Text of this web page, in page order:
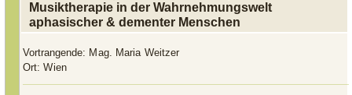
Musiktherapie in der Wahrnehmungswelt
aphasischer & dementer Menschen
Vortrangende: Mag. Maria Weitzer
Ort:Wien